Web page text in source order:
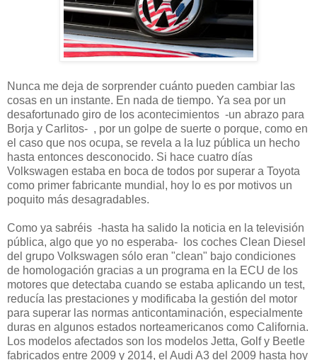
Nunca me deja de sorprender cuánto pueden cambiar las
cosas en un instante. En nada de tiempo. Ya sea por un
desafortunado giro de los acontecimientos -un abrazo para
Borja y Carlitos- , por un golpe de suerte o porque, como en
el caso que nos ocupa, se revela a la luz pública un hecho
hasta entonces desconocido. Si hace cuatro días
Volkswagen estaba en boca de todos por superar a Toyota
como primer fabricante mundial, hoy lo es por motivos un
poquito más desagradables.
Como ya sabréis -hasta ha salido la noticia en la televisión
pública, algo que yo no esperaba- los coches Clean Diesel
del grupo Volkswagen sólo eran "clean" bajo condiciones
de homologación gracias a un programa en la ECU de los
motores que detectaba cuando se estaba aplicando un test,
reducía las prestaciones y modificaba la gestión del motor
para superar las normas anticontaminación, especialmente
duras en algunos estados norteamericanos como California.
Los modelos afectados son los modelos Jetta, Golf y Beetle
fabricados entre 2009 y 2014, el Audi A3 del 2009 hasta hoy